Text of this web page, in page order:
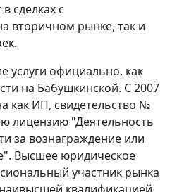
сделках с
вторичном рынке, так и
услуги официально, как
на Бабушкинской. С 2007
как ИП, свидетельство №
лицензию "Деятельность
за вознаграждение или
Высшее юридическое
участник рынка